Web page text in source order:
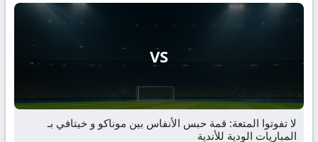
VS
لا تفوتوا المتعة: قمة حبس الأنفاس بين موناكو و خيتافي بـ
المباريات الودية للأندية